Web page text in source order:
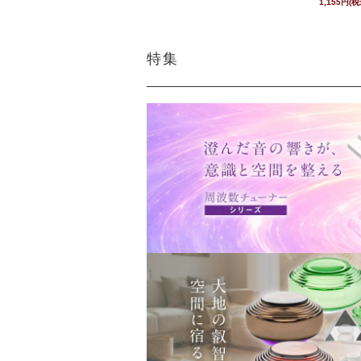
1,155円(税
特集